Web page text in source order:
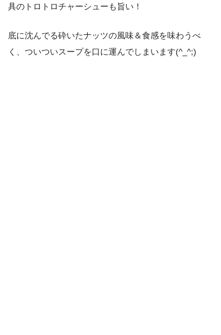
具のトロトロチャーシューも旨い！
底に沈んでる砕いたナッツの風味＆食感を味わうべ
く、ついついスープを口に運んでしまいます(^_^;)